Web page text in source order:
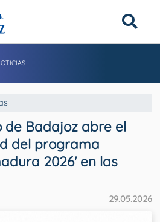
de Badajoz abre el
del programa
2026' en las
29.05.2026